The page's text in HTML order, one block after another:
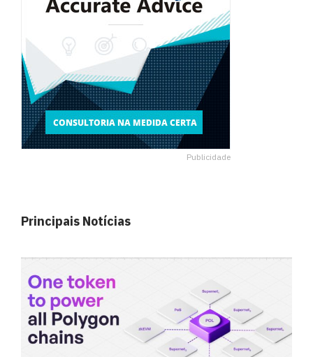
Publicidade
Principais Notícias